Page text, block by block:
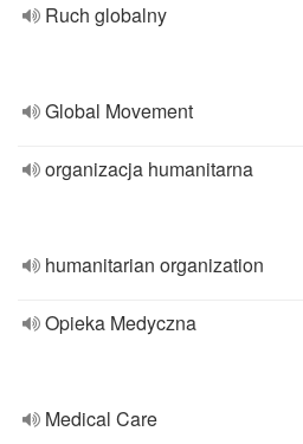
Ruch globalny
Global Movement
organizacja humanitarna
humanitarian organization
Opieka Medyczna
Medical Care